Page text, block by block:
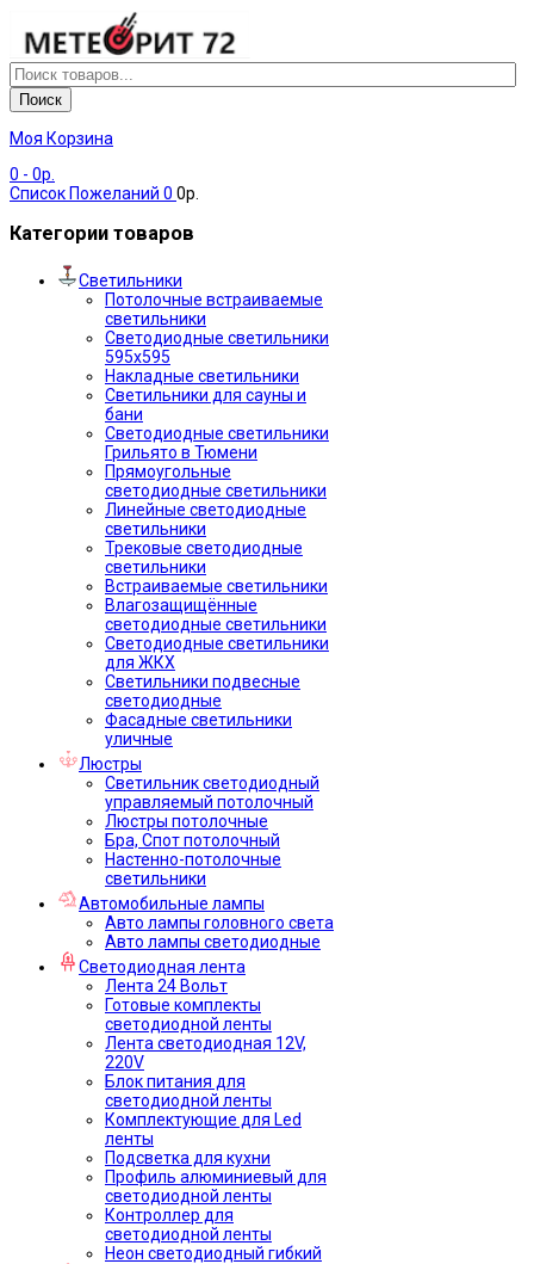
Поиск
Моя Корзина
0 - 0р.
Список Пожеланий 0 0р.
Категории товаров
Светильники
Потолочные встраиваемые
светильники
Светодиодные светильники
595х595
Накладные светильники
Светильники для сауны и
бани
Светодиодные светильники
Грильято в Тюмени
Прямоугольные
светодиодные светильники
Линейные светодиодные
светильники
Трековые светодиодные
светильники
Встраиваемые светильники
Влагозащищённые
светодиодные светильники
Светодиодные светильники
для ЖКХ
Светильники подвесные
светодиодные
Фасадные светильники
уличные
Люстры
Светильник светодиодный
управляемый потолочный
Люстры потолочные
Бра, Спот потолочный
Настенно-потолочные
светильники
Автомобильные лампы
Авто лампы головного света
Авто лампы светодиодные
Светодиодная лента
Лента 24 Вольт
Готовые комплекты
светодиодной ленты
Лента светодиодная 12V,
220V
Блок питания для
светодиодной ленты
Комплектующие для Led
ленты
Подсветка для кухни
Профиль алюминиевый для
светодиодной ленты
Контроллер для
светодиодной ленты
Неон светодиодный гибкий